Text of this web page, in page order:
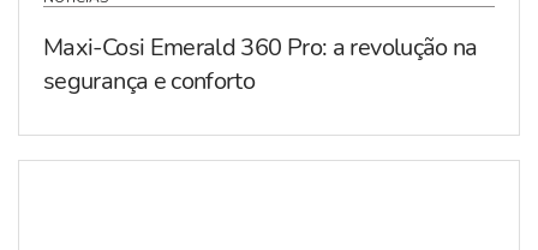
Maxi-Cosi Emerald 360 Pro: a revolução na
segurança e conforto